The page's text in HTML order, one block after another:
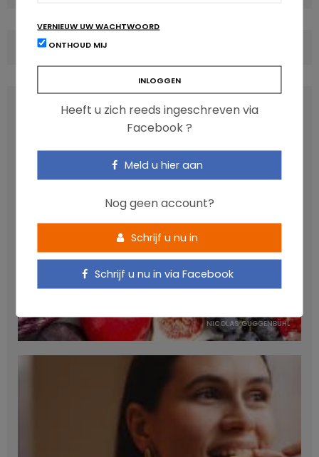
COMMENTS(0)
LATEST POSTS
Anthocyanen: gunstig voor de cardiometabole
NICOLAS GUGGENBÜHL
VERNIEUW UW WACHTWOORD
ONTHOUD MIJ
Heeft u zich reeds ingeschreven via
Facebook ?
Meld u hier aan
Nog geen account?
Schrijf u nu in
Schrijf u nu in via Facebook